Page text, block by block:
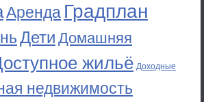
Аренда Градплан
Дети Домашняя
жильё Доходные
недвижимость